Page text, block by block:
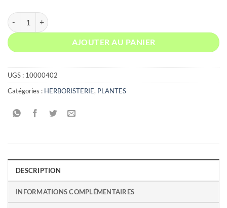
quantité de LAMIER BLANC SOMMITE FLEURIE POLOGNE
AJOUTER AU PANIER
UGS : 10000402
Catégories : HERBORISTERIE, PLANTES
DESCRIPTION
INFORMATIONS COMPLÉMENTAIRES